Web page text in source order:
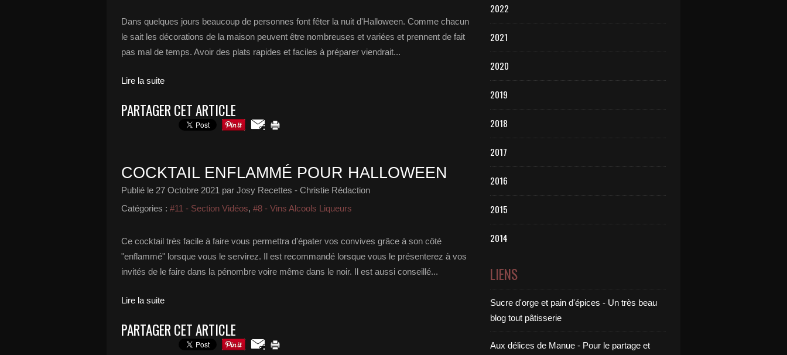
Dans quelques jours beaucoup de personnes font fêter la nuit d'Halloween. Comme chacun
le sait les décorations de la maison peuvent être nombreuses et variées et prennent de fait
pas mal de temps. Avoir des plats rapides et faciles à préparer viendrait...
Lire la suite
PARTAGER CET ARTICLE
COCKTAIL ENFLAMMÉ POUR HALLOWEEN
Publié le 27 Octobre 2021 par Josy Recettes - Christie Rédaction
Catégories : #11 - Section Vidéos, #8 - Vins Alcools Liqueurs
Ce cocktail très facile à faire vous permettra d'épater vos convives grâce à son côté
"enflammé" lorsque vous le servirez. Il est recommandé lorsque vous le présenterez à vos
invités de le faire dans la pénombre voire même dans le noir. Il est aussi conseillé...
Lire la suite
PARTAGER CET ARTICLE
2022
2021
2020
2019
2018
2017
2016
2015
2014
LIENS
Sucre d'orge et pain d'épices - Un très beau
blog tout pâtisserie
Aux délices de Manue - Pour le partage et